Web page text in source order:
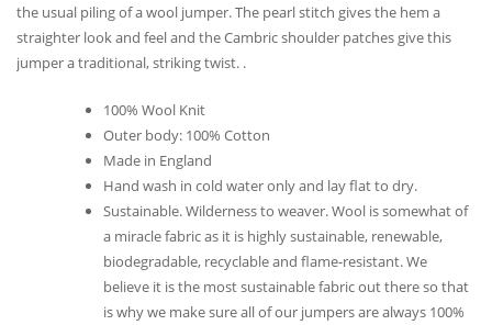
the usual piling of a wool jumper. The pearl stitch gives the hem a
straighter look and feel and the Cambric shoulder patches give this
jumper a traditional, striking twist. .
100% Wool Knit
Outer body: 100% Cotton
Made in England
Hand wash in cold water only and lay flat to dry.
Sustainable. Wilderness to weaver. Wool is somewhat of
a miracle fabric as it is highly sustainable, renewable,
biodegradable, recyclable and flame-resistant. We
believe it is the most sustainable fabric out there so that
is why we make sure all of our jumpers are always 100%